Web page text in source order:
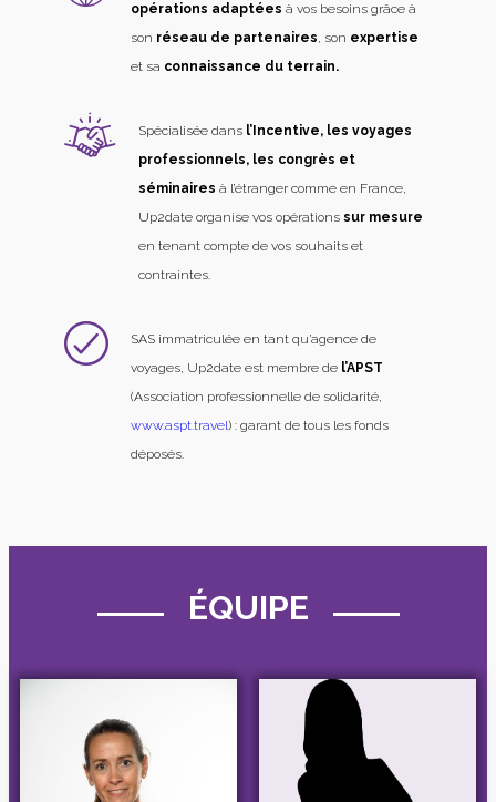
opérations adaptées à vos besoins grâce à
son réseau de partenaires, son expertise
et sa connaissance du terrain.
Spécialisée dans l’Incentive, les voyages
professionnels, les congrès et
séminaires à l’étranger comme en France,
Up2date organise vos opérations sur mesure
en tenant compte de vos souhaits et
contraintes.
SAS immatriculée en tant qu’agence de
voyages, Up2date est membre de l’APST
(Association professionnelle de solidarité,
www.aspt.travel) : garant de tous les fonds
déposés.
ÉQUIPE